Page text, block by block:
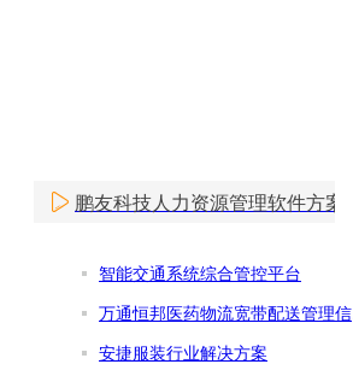
鹏友科技人力资源管理软件方案
智能交通系统综合管控平台
万通恒邦医药物流宽带配送管理信息系统
安捷服装行业解决方案